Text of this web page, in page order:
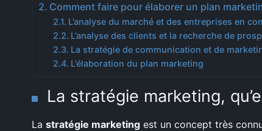
Comment faire pour élaborer un plan
L’analyse du marché et des entreprises en
L’analyse des clients et la recherche de
La stratégie de communication et de
L’élaboration du plan marketing
La stratégie marketing,
La stratégie marketing est un concept très